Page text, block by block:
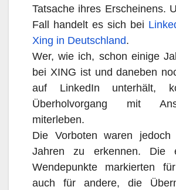
Tatsache ihres Erscheinens.
Fall handelt es sich bei
Xing in Deutschland.
Wer, wie ich, schon einige
bei XING ist und daneben
auf LinkedIn unterhält,
Überholvorgang mit
miterleben.
Die Vorboten waren
Jahren zu erkennen. Die
Wendepunkte markierten
auch für andere, die